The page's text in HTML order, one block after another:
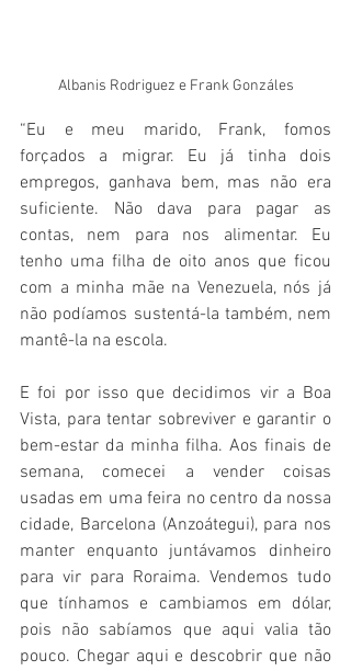
Albanis Rodriguez e Frank Gonzáles
“Eu e meu marido, Frank, fomos
forçados a migrar. Eu já tinha dois
empregos, ganhava bem, mas não era
suficiente. Não dava para pagar as
contas, nem para nos alimentar. Eu
tenho uma filha de oito anos que ficou
com a minha mãe na Venezuela, nós já
não podíamos sustentá-la também, nem
mantê-la na escola.
E foi por isso que decidimos vir a Boa
Vista, para tentar sobreviver e garantir o
bem-estar da minha filha. Aos finais de
semana, comecei a vender coisas
usadas em uma feira no centro da nossa
cidade, Barcelona (Anzoátegui), para nos
manter enquanto juntávamos dinheiro
para vir para Roraima. Vendemos tudo
que tínhamos e cambiamos em dólar,
pois não sabíamos que aqui valia tão
pouco. Chegar aqui e descobrir que não